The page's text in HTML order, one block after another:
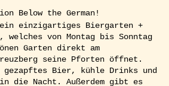
Below the German!
einzigartiges Biergarten +
welches von Montag bis Sonntag
Garten direkt am
seine Pforten öffnet.
gezapftes Bier, kühle Drinks und
die Nacht. Außerdem gibt es